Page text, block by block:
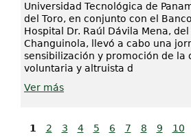
Universidad Tecnológica de
del Toro, en conjunto con el
Hospital Dr. Raúl Dávila Mena,
Changuinola, llevó a cabo una
sensibilización y promoción de la
voluntaria y altruista d
Ver más
1 2 3 4 5 6 7 8 9 10